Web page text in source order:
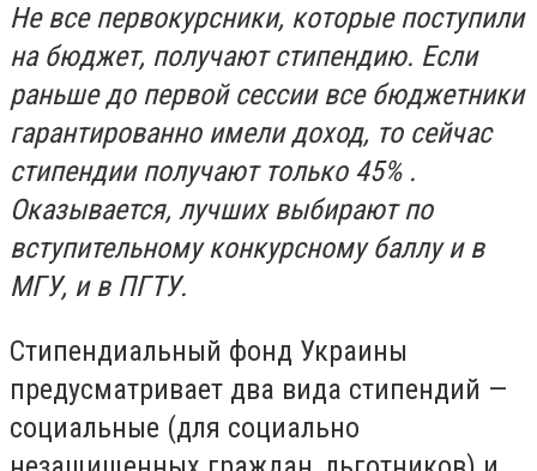
Не все первокурсники, которые поступили
на бюджет, получают стипендию. Если
раньше до первой сессии все бюджетники
гарантированно имели доход, то сейчас
стипендии получают только 45% .
Оказывается, лучших выбирают по
вступительному конкурсному баллу и в
МГУ, и в ПГТУ.
Стипендиальный фонд Украины
предусматривает два вида стипендий —
социальные (для социально